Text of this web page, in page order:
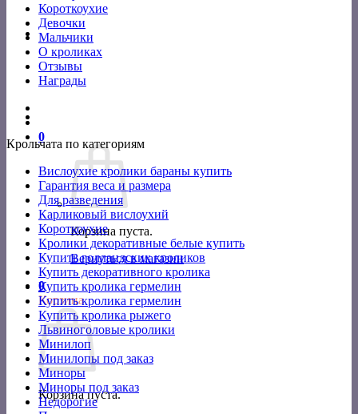
Короткоухие
Девочки
Мальчики
О кроликах
Отзывы
Награды
0
Корзина пуста.
Вернуться в магазин
0
Корзина
Корзина пуста.
Крольчата по категориям
Вислоухие кролики бараны купить
Гарантия веса и размера
Для разведения
Карликовый вислоухий
Короткоухие
Кролики декоративные белые купить
Купить голландских кроликов
Купить декоративного кролика
Купить кролика гермелин
Купить кролика гермелин
Купить кролика рыжего
Львиноголовые кролики
Минилоп
Минилопы под заказ
Миноры
Миноры под заказ
Недорогие